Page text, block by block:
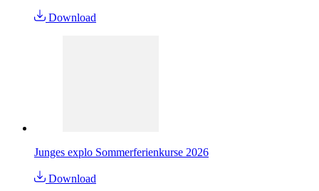
Download
Junges explo Sommerferienkurse 2026
Download